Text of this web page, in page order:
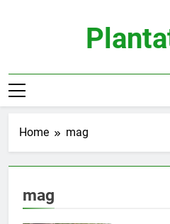
Home mag
mag